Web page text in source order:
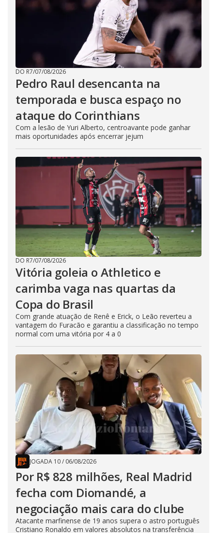
DO R7/07/08/2026
Pedro Raul desencanta na
temporada e busca espaço no
ataque do Corinthians
Com a lesão de Yuri Alberto, centroavante pode ganhar
mais oportunidades após encerrar jejum
DO R7/07/08/2026
Vitória goleia o Athletico e
carimba vaga nas quartas da
Copa do Brasil
Com grande atuação de Renê e Erick, o Leão reverteu a
vantagem do Furacão e garantiu a classificação no tempo
normal com uma vitória por 4 a 0
JOGADA 10/ 06/08/2026
Por R$ 828 milhões, Real Madrid
fecha com Diomandé, a
negociação mais cara do clube
Atacante marfinense de 19 anos supera o astro português
Cristiano Ronaldo em valores absolutos na transferência